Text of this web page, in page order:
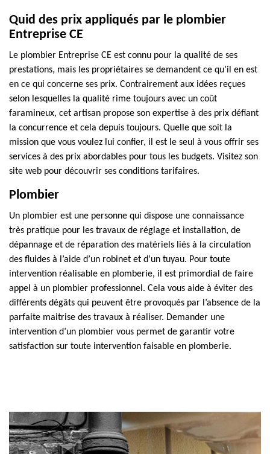
Quid des prix appliqués par le plombier
Entreprise CE
Le plombier Entreprise CE est connu pour la qualité de ses
prestations, mais les propriétaires se demandent ce qu’il en est
en ce qui concerne ses prix. Contrairement aux idées reçues
selon lesquelles la qualité rime toujours avec un coût
faramineux, cet artisan propose son expertise à des prix défiant
la concurrence et cela depuis toujours. Quelle que soit la
mission que vous voulez lui confier, il est le seul à vous offrir ses
services à des prix abordables pour tous les budgets. Visitez son
site web pour découvrir ses conditions tarifaires.
Plombier
Un plombier est une personne qui dispose une connaissance
très pratique pour les travaux de réglage et installation, de
dépannage et de réparation des matériels liés à la circulation
des fluides à l’aide d’un robinet et d’un tuyau. Pour toute
intervention réalisable en plomberie, il est primordial de faire
appel à un plombier professionnel. Cela vous aide à éviter des
différents dégâts qui peuvent être provoqués par l’absence de la
parfaite maitrise des travaux à réaliser. Demander une
intervention d’un plombier vous permet de garantir votre
satisfaction sur toute intervention faisable en plomberie.